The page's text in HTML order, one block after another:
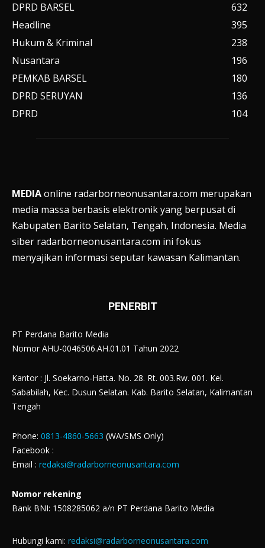
DPRD BARSEL
632
Headline
395
Hukum & Kriminal
238
Nusantara
196
PEMKAB BARSEL
180
DPRD SERUYAN
136
DPRD
104
MEDIAonline radarborneonusantara.com merupakan
media massa berbasis elektronik yang berpusat di
Kabupaten Barito Selatan, Tengah, Indonesia. Media
siber radarborneonusantara.com ini fokus
menyajikan informasi seputar kawasan Kalimantan.
PENERBIT
PT Perdana Barito Media
Nomor AHU-0046506.AH.01.01 Tahun 2022
Kantor : Jl. Soekarno-Hatta. No. 28. Rt. 003.Rw. 001. Kel.
Sababilah, Kec. Dusun Selatan. Kab. Barito Selatan, Kalimantan
Tengah
Phone: 0813-4860-5663 (WA/SMS Only)
Facebook :
Email : redaksi@radarborneonusantara.com
Nomor rekening
Bank BNI: 1508285062 a/n PT Perdana Barito Media
Hubungi kami: redaksi@radarborneonusantara.com